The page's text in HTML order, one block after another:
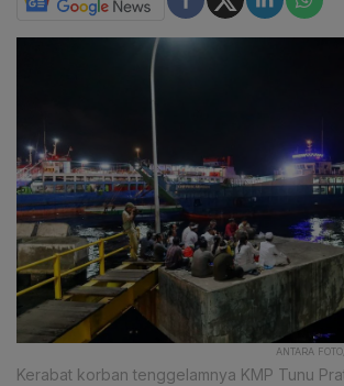
ANTARA
Kerabat korban tenggelamnya KMP Tunu